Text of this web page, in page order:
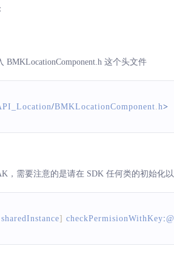
BMKLocationComponent.h 这个头文件
/BMKLocationComponent h>
，需要注意的是请在 SDK 任何类的初始化
sharedInstance] checkPermisionWithKey:@